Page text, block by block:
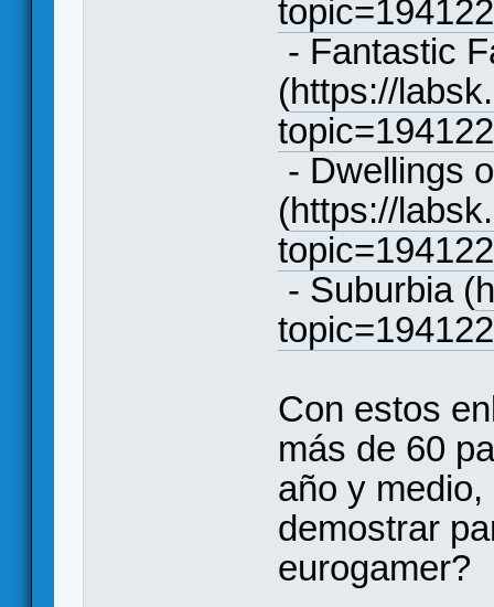
- Fantastic
(https://
- Dwellings
(https://
- Suburbia (
Con estos
más de 60
año y
demostrar
eurogamer?